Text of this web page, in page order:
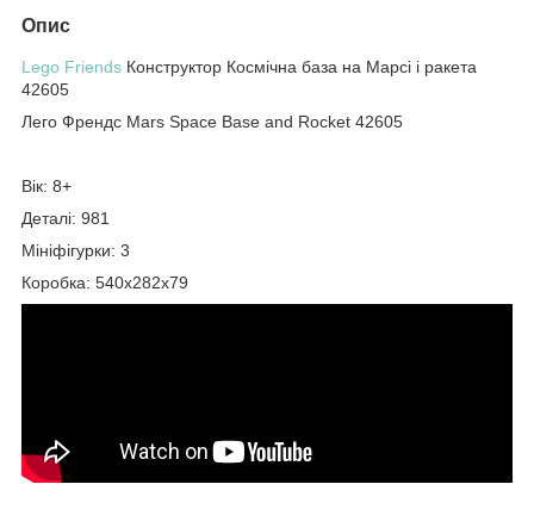
Опис
Lego Friends Конструктор Космічна база на Марсі і ракета
42605
Лего Френдс Mars Space Base and Rocket 42605
Вік: 8+
Деталі: 981
Мініфігурки: 3
Коробка: 540х282х79